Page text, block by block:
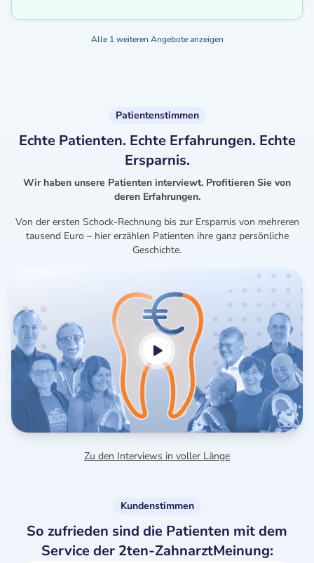
Alle 1 weiteren Angebote anzeigen
Patientenstimmen
Echte Patienten. Echte Erfahrungen. Echte
Ersparnis.
Wir haben unsere Patienten interviewt. Profitieren Sie von
deren Erfahrungen.
Von der ersten Schock-Rechnung bis zur Ersparnis von mehreren
tausend Euro – hier erzählen Patienten ihre ganz persönliche
Geschichte.
Zu den Interviews in voller Länge
Kundenstimmen
So zufrieden sind die Patienten mit dem
Service der 2ten-ZahnarztMeinung: